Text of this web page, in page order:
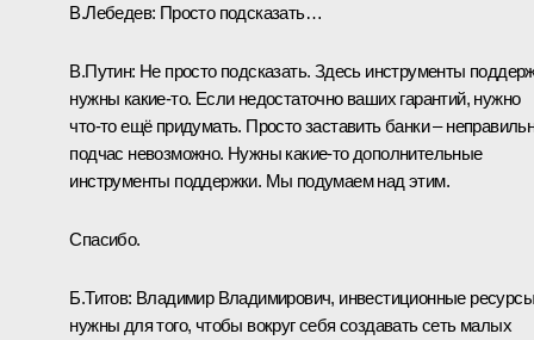
В.Лебедев: Просто подсказать…
В.Путин: Не просто подсказать. Здесь инструменты
нужны какие‑то. Если недостаточно ваших гарантий, нужно
что‑то ещё придумать. Просто заставить банки –
подчас невозможно. Нужны какие‑то дополнительные
инструменты поддержки. Мы подумаем над этим.
Спасибо.
Б.Титов: Владимир Владимирович, инвестиционные ресурсы
нужны для того, чтобы вокруг себя создавать сеть малых